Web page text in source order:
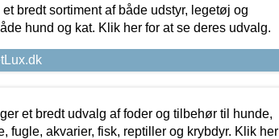
bredt sortiment af både udstyr, legetøj og
hund og kat. Klik her for at se deres udvalg.
et bredt udvalg af foder og tilbehør til hunde,
fugle, akvarier, fisk, reptiller og krybdyr. Klik her